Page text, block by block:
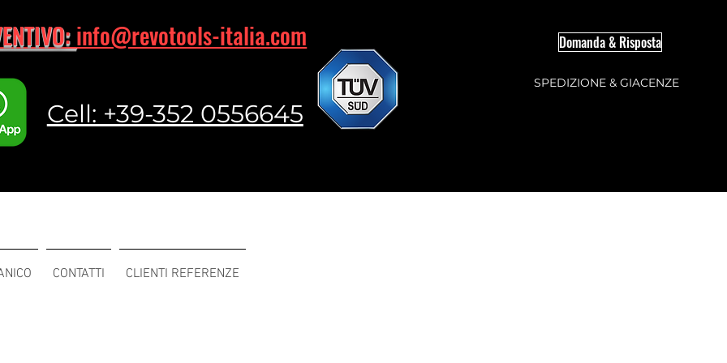
info@revotools-italia.com
Cell: +39-352 0556645
Domanda & Risposta
SPEDIZIONE & GIACENZE
CONTATTI CLIENTI REFERENZE